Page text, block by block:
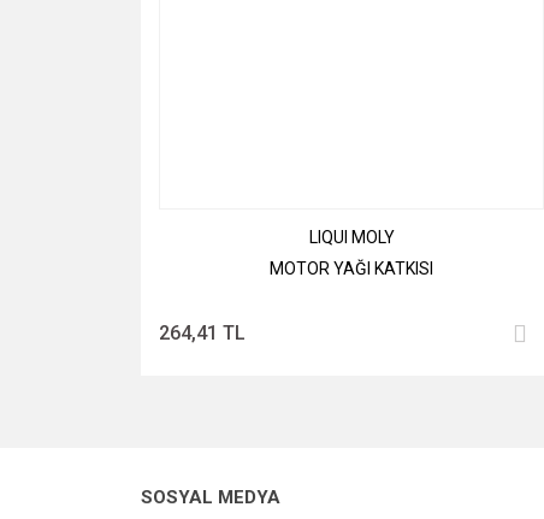
LIQUI MOLY
MOTOR YAĞI KATKISI
264,41 TL
SOSYAL MEDYA